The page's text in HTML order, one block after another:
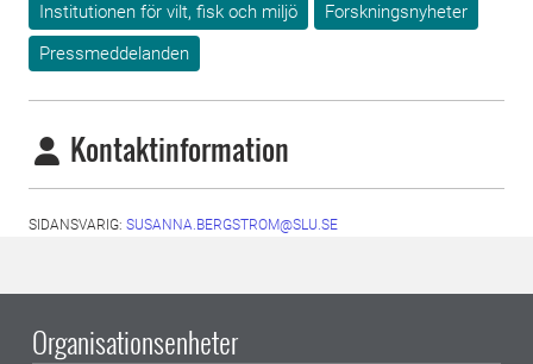
Institutionen för vilt, fisk och miljö
Forskningsnyheter
Pressmeddelanden
Kontaktinformation
SIDANSVARIG: SUSANNA.BERGSTROM@SLU.SE
Organisationsenheter